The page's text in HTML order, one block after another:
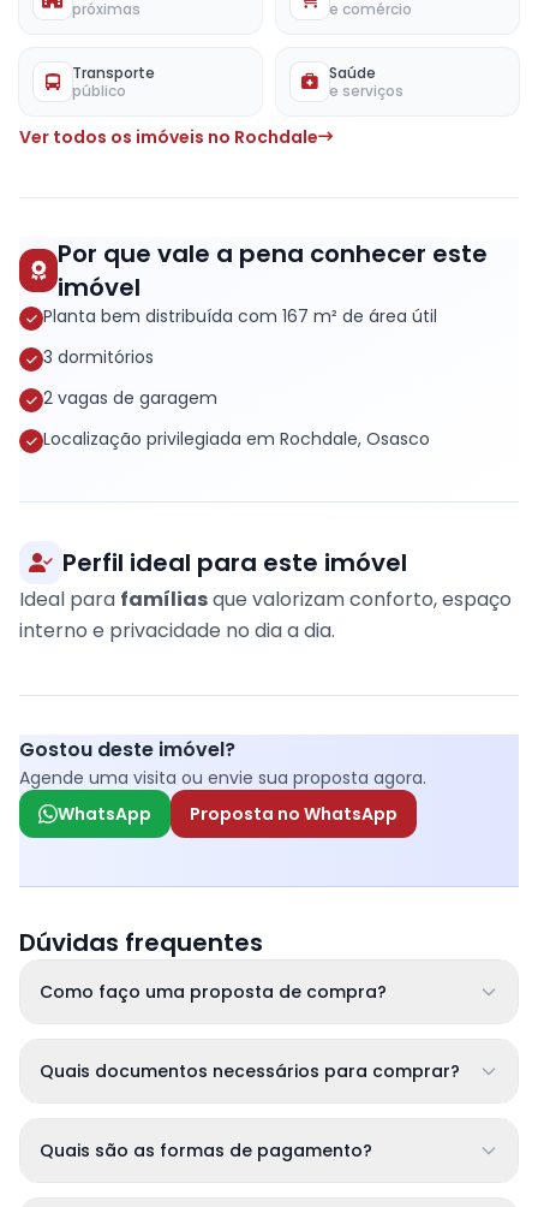
próximas
e comércio
Transporte
público
Saúde
e serviços
Ver todos os imóveis no Rochdale
Por que vale a pena conhecer este
imóvel
Planta bem distribuída com 167 m² de área útil
3 dormitórios
2 vagas de garagem
Localização privilegiada em Rochdale, Osasco
Perfil ideal para este imóvel
Ideal para famíliasque valorizam conforto, espaço
interno e privacidade no dia a dia.
Gostou deste imóvel?
Agende uma visita ou envie sua proposta agora.
WhatsApp
Proposta no WhatsApp
Dúvidas frequentes
Como faço uma proposta de compra?
Quais documentos necessários para comprar?
Quais são as formas de pagamento?